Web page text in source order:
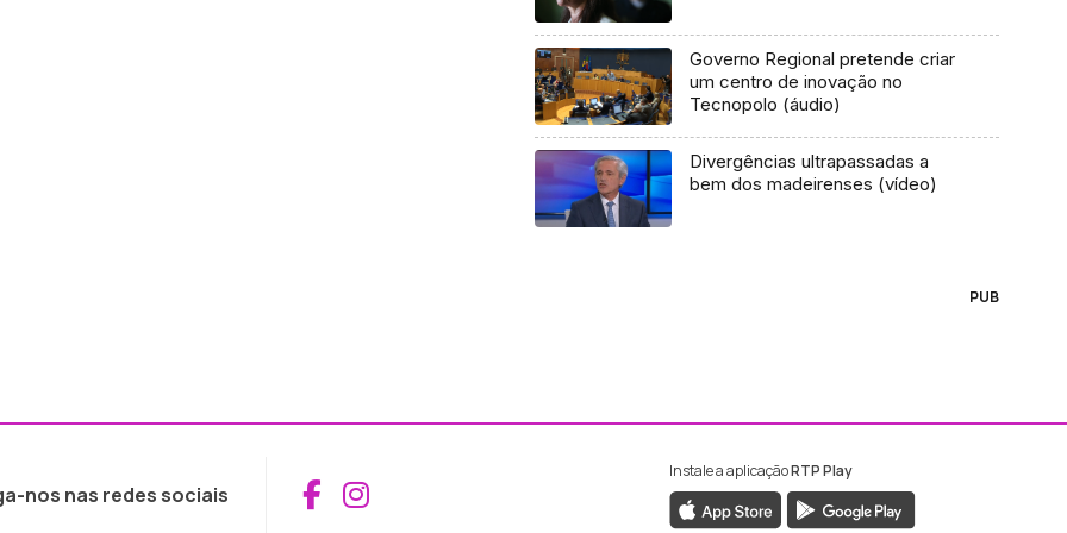
Governo Regional pretende criar
um centro de inovação no
Tecnopolo (áudio)
Divergências ultrapassadas a
bem dos madeirenses (vídeo)
PUB
nos nas redes sociais Aceder ao Facebook da RTP Madeira
Aceder ao Instagram da RTP Madeira
Instale a aplicaçãoRTP Play